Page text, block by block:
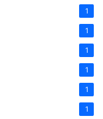
1
1
1
1
1
1